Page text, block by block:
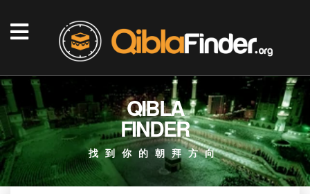
QIBLA
FINDER
找到你的朝拜方向